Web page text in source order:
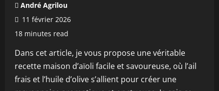
André Agrilou
11 février 2026
18 minutes read
Dans cet article, je vous propose une véritable
recette maison d’aïoli facile et savoureuse, où l’ail
frais et l’huile d’olive s’allient pour créer une